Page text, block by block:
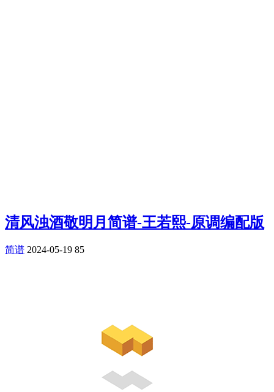
清风浊酒敬明月简谱-王若熙-原调编配版
简谱 2024-05-19 85